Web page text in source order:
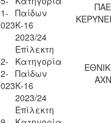
Παίδων
Κ-16
2023/24
Επίλεκτη
Κατηγορία
Παίδων
Κ-16
2023/24
Επίλεκτη